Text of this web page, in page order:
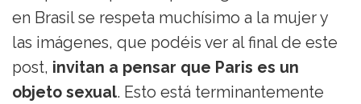
en Brasil se respeta muchísimo a la mujer y
las imágenes, que podéis ver al final de este
post, invitan a pensar que Paris es un
objeto sexual. Esto está terminantemente